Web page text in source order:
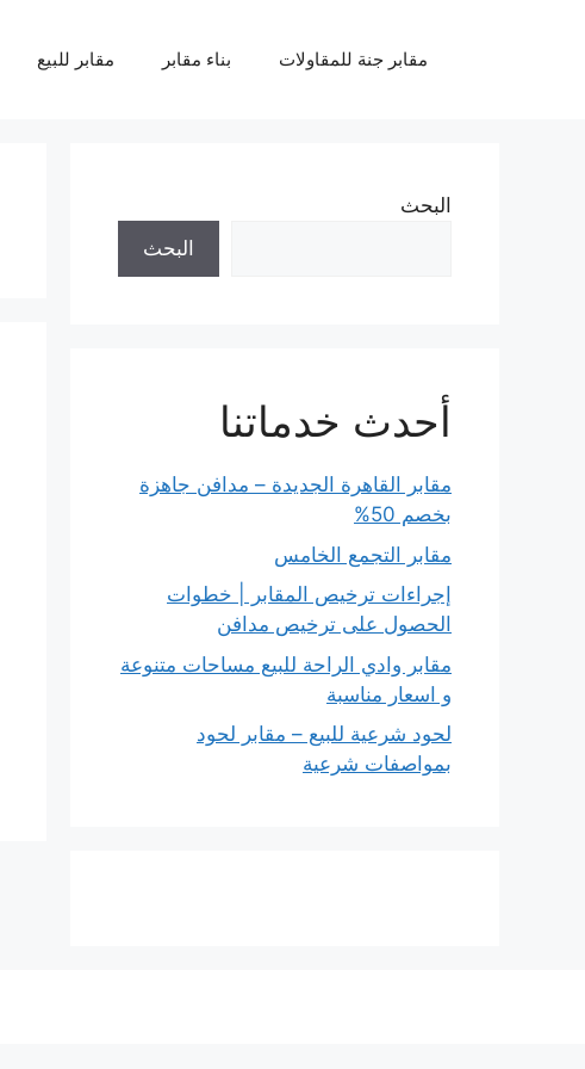
مقابر جنة للمقاولات بناء مقابر مقابر للبيع
البحث
البحث
أحدث خدماتنا
مقابر القاهرة الجديدة – مدافن جاهزة
بخصم 50%
مقابر التجمع الخامس
إجراءات ترخيص المقابر | خطوات
الحصول على ترخيص مدافن
مقابر وادي الراحة للبيع مساحات متنوعة
و اسعار مناسبة
لحود شرعية للبيع – مقابر لحود
بمواصفات شرعية